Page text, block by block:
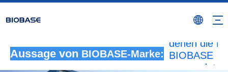
Aussage von BIOBASE-Marke:
Alle nicht
autorisierten
Aktivitäten,
denen die
BIOBASE
verwendet